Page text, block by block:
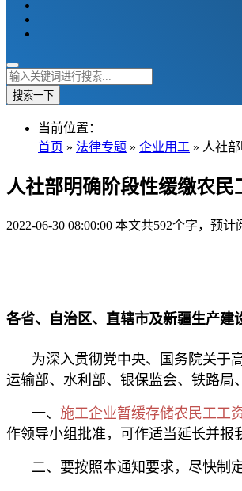
搜索一下
当前位置：
首页 » 法律专题 » 企业用工 » 人社
人社部明确阶段性缓缴农民
2022-06-30 08:00:00 本文共592个字，预计
各省、自治区、直辖市及新疆生产建
为深入贯彻党中央、国务院关于
运输部、水利部、银保监会、铁路局
一、 施工企业暂缓存储农民工工
作领导小组批准，可作适当延长并报
二、要按照本通知要求，尽快制